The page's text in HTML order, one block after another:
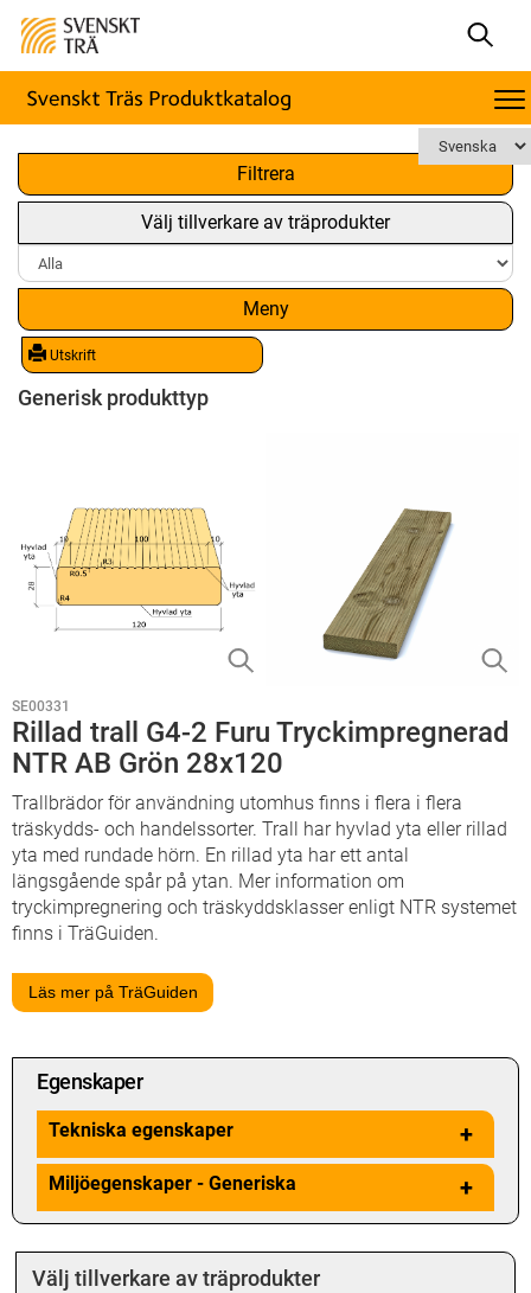
Filtrera
Välj tillverkare av träprodukter
Meny
Utskrift
x
Generisk produkttyp
SE00331
Rillad trall G4-2 Furu Tryckimpregnerad
NTR AB Grön 28x120
Trallbrädor för användning utomhus finns i flera i flera
träskydds- och handelssorter. Trall har hyvlad yta eller rillad
yta med rundade hörn. En rillad yta har ett antal
längsgående spår på ytan. Mer information om
tryckimpregnering och träskyddsklasser enligt NTR systemet
finns i TräGuiden.
Läs mer på TräGuiden
Egenskaper
Tekniska egenskaper +
Miljöegenskaper - Generiska +
Välj tillverkare av träprodukter